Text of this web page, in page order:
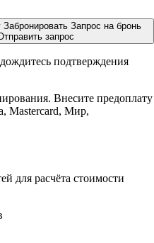
Забронировать Запрос на бронь
запрос
подтверждения
Внесите предоплату
Mastercard, Мир,
для расчёта стоимости